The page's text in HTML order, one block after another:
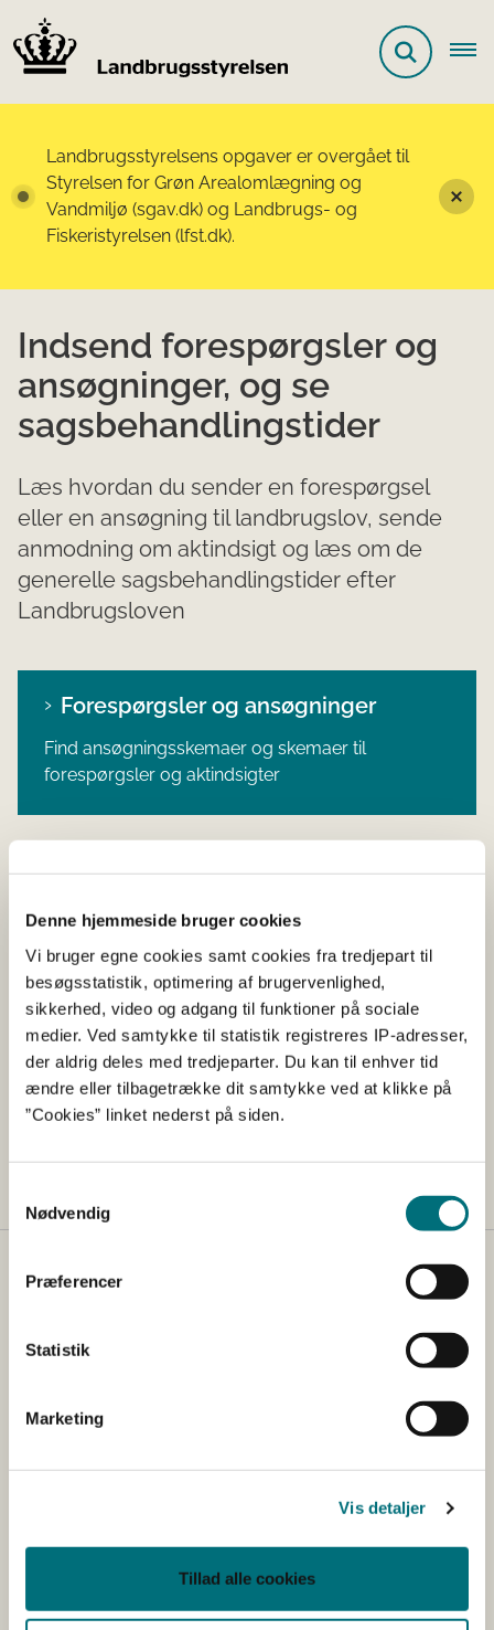
Denne hjemmeside bruger cookies
Vi bruger egne cookies samt cookies fra tredjepart til
besøgsstatistik, optimering af brugervenlighed,
sikkerhed, video og adgang til funktioner på sociale
medier. Ved samtykke til statistik registreres IP-adresser,
der aldrig deles med tredjeparter. Du kan til enhver tid
ændre eller tilbagetrække dit samtykke ved at klikke på
”Cookies” linket nederst på siden.
Nødvendig
Præferencer
Statistik
Marketing
Vis detaljer
Tillad alle cookies
Landbrugsstyrelsens opgaver er overgået til
Styrelsen for Grøn Arealomlægning og
Vandmiljø (sgav.dk) og Landbrugs- og
Fiskeristyrelsen (lfst.dk).
Indsend forespørgsler og
ansøgninger, og se
sagsbehandlingstider
Læs hvordan du sender en forespørgsel
eller en ansøgning til landbrugslov, sende
anmodning om aktindsigt og læs om de
generelle sagsbehandlingstider efter
Landbrugsloven
Forespørgsler og ansøgninger
Find ansøgningsskemaer og skemaer til
forespørgsler og aktindsigter
Du kan få overblik over sagsbehandlingstider ved
ansøgning efter landbrugsloven.
Aktindsigt
Du kan her søge om aktindsigt i sager vedrørende
Kontakt
Nyropsgade 30
E-mail:mail@sgav.dk
EAN: 5798000893016
Swift Code: DABADKKK
Elektronisk fakturering
Åben: